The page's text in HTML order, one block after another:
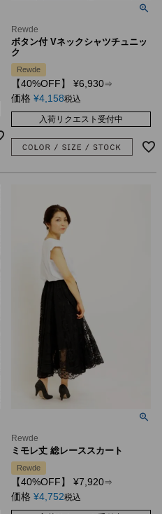
Rewde
ボタン付 Vネックシャツチュニッ
ク
Rewde
【40%OFF】 ¥6,930⇒
価格 ¥4,158税込
入荷リクエスト受付中
Rewde
ミモレ丈 総レーススカート
Rewde
【40%OFF】 ¥7,920⇒
価格 ¥4,752税込